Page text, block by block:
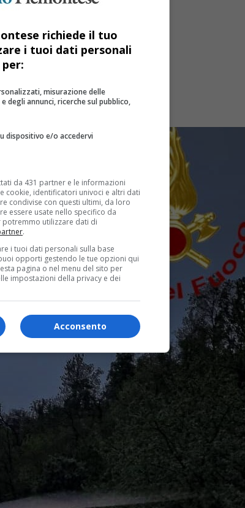
richiede il tuo
i tuoi dati personali
per:
misurazione delle
degli annunci, ricerche sul pubblico,
dispositivo e/o accedervi
da 431 partner e le informazioni
cookie, identificatori univoci e altri dati
condivise con questi ultimi, da loro
essere usate nello specifico da
utilizzare dati di
.
i tuoi dati personali sulla base
opporti gestendo le tue opzioni qui
pagina o nel menu del sito per
impostazioni della privacy e dei
Acconsento